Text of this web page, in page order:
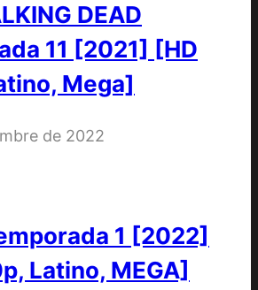
DEAD
11 [2021] [HD
Mega]
de 2022
1 [2022]
Latino, MEGA]